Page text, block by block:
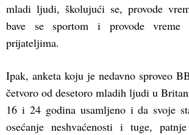
mladi ljudi, školujući se, provode
bave se sportom i provode
prijateljima.
Ipak, anketa koju je nedavno sproveo
četvoro od desetoro mladih ljudi u
16 i 24 godina usamljeno i da svoje
osećanje neshvaćenosti i tuge,